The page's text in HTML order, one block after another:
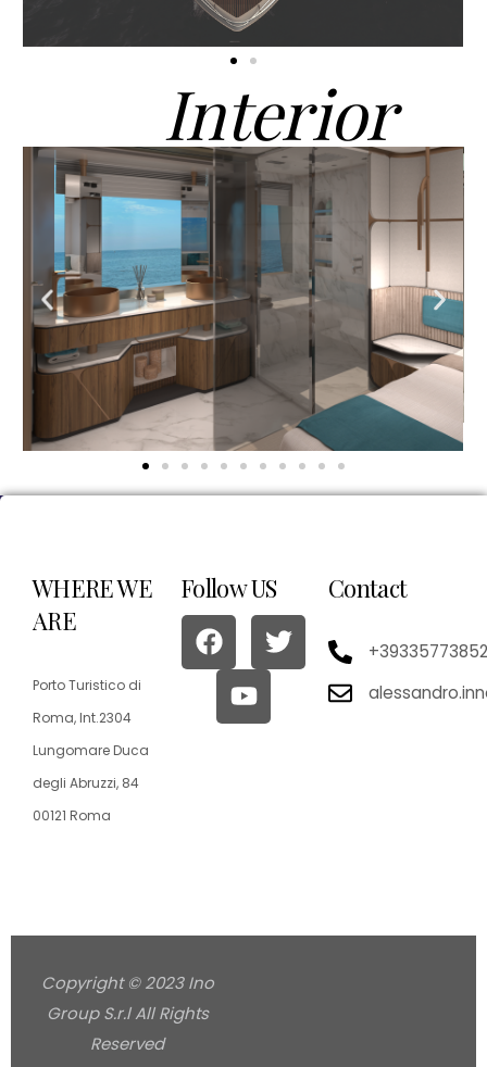
Interior
WHERE WE
ARE
Porto Turistico di
Roma, Int.2304
Lungomare Duca
degli Abruzzi, 84
00121 Roma
Follow US Contact
Copyright © 2023 Ino
Group S.r.l All Rights
Reserved